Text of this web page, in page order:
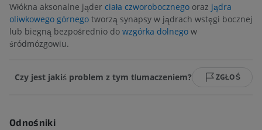
Włókna aksonalne jąder ciała czworobocznego oraz jądra
oliwkowego górnego tworzą synapsy w jądrach wstęgi bocznej
lub biegną bezpośrednio do wzgórka dolnego w
śródmózgowiu.
Czy jest jakiś problem z tym tłumaczeniem? ZGŁOŚ
Odnośniki